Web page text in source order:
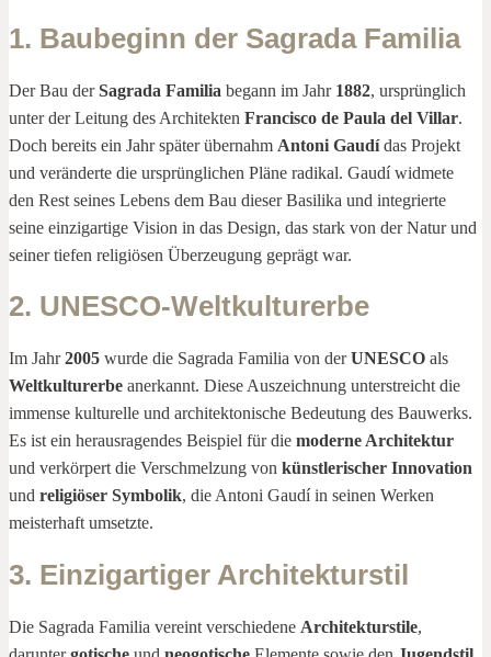
1. Baubeginn der Sagrada Familia
Der Bau derSagrada Familia begann im Jahr 1882, ursprünglich
unter der Leitung des Architekten Francisco de Paula del Villar.
Doch bereits ein Jahr später übernahm Antoni Gaudídas Projekt
und veränderte die ursprünglichen Pläne radikal. Gaudí widmete
den Rest seines Lebens dem Bau dieser Basilika und integrierte
seine einzigartige Vision in das Design, das stark von der Natur und
seiner tiefen religiösen Überzeugung geprägt war.
2. UNESCO-Weltkulturerbe
Im Jahr2005 wurde die Sagrada Familia von derUNESCO als
Weltkulturerbe anerkannt. Diese Auszeichnung unterstreicht die
immense kulturelle und architektonische Bedeutung des Bauwerks.
Es ist ein herausragendes Beispiel für die moderne Architektur
und verkörpert die Verschmelzung von künstlerischer Innovation
und religiöser Symbolik, die Antoni Gaudí in seinen Werken
meisterhaft umsetzte.
3. Einzigartiger Architekturstil
Die Sagrada Familia vereint verschiedene Architekturstile,